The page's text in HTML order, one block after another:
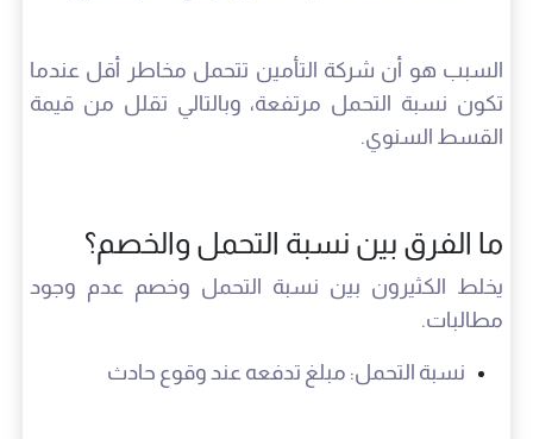
السبب هو أن شركة التأمين تتحمل مخاطر أقل عندما
تكون نسبة التحمل مرتفعة، وبالتالي تقلل من قيمة
القسط السنوي.
ما الفرق بين نسبة التحمل والخصم؟
يخلط الكثيرون بين نسبة التحمل وخصم عدم وجود
مطالبات.
نسبة التحمل: مبلغ تدفعه عند وقوع حادث